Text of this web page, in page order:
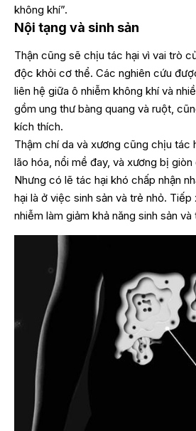
không khí”.
Nội tạng và sinh sản
Thận cũng sẽ chịu tác hại vì vai trò
độc khỏi cơ thể. Các nghiên cứu
liên hệ giữa ô nhiễm không khí và
gồm ung thư bàng quang và ruột,
kích thích.
Thậm chí da và xương cũng chịu tác
lão hóa, nổi mề đay, và xương bị giòn
Nhưng có lẽ tác hại khó chấp nhận
hại là ở việc sinh sản và trẻ nhỏ.
nhiễm làm giảm khả năng sinh sản